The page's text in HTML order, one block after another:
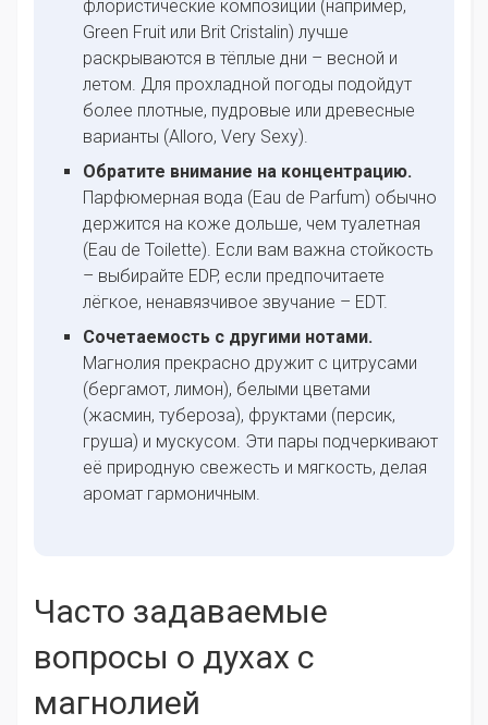
флористические композиции (например,
Green Fruit или Brit Cristalin) лучше
раскрываются в тёплые дни – весной и
летом. Для прохладной погоды подойдут
более плотные, пудровые или древесные
варианты (Alloro, Very Sexy).
Обратите внимание на концентрацию.
Парфюмерная вода (Eau de Parfum) обычно
держится на коже дольше, чем туалетная
(Eau de Toilette). Если вам важна стойкость
– выбирайте EDP, если предпочитаете
лёгкое, ненавязчивое звучание – EDT.
Сочетаемость с другими нотами.
Магнолия прекрасно дружит с цитрусами
(бергамот, лимон), белыми цветами
(жасмин, тубероза), фруктами (персик,
груша) и мускусом. Эти пары подчеркивают
её природную свежесть и мягкость, делая
аромат гармоничным.
Часто задаваемые
вопросы о духах с
магнолией